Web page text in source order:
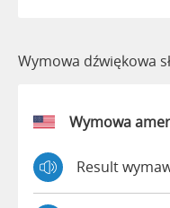
Wymowa dźwiękowa
Wymowa
Result